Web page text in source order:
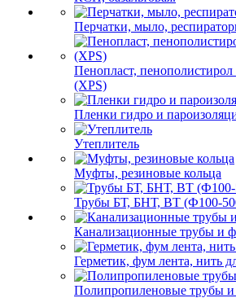
Перчатки, мыло,
Пенопласт,
(XPS)
Пленки гидро и
Утеплитель
Муфты, резиновые кольца
Трубы БТ, БНТ, ВТ (Ф100-
Канализационные трубы и
Герметик, фум лента, нить
Полипропиленовые трубы